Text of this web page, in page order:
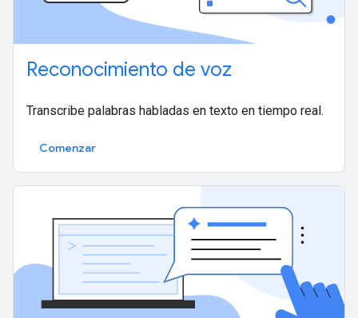
Reconocimiento de voz
Transcribe palabras habladas en texto en tiempo real.
Comenzar